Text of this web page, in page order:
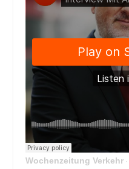
Wochenzeitung Verkehr ·